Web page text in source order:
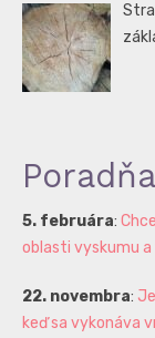
Poradňa
5. februára:
oblasti vyskumu a
22. novembra:
keď sa vykonáva